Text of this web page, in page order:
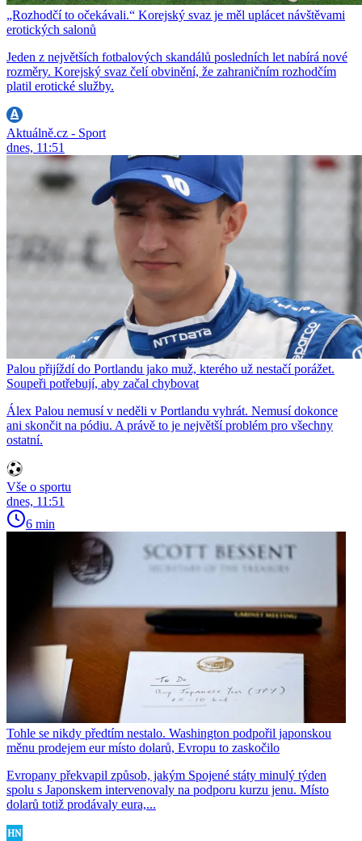
„Rozhodčí to očekávali.“ Korejský svaz je měl uplácet návštěvami
erotických salonů
Jeden z největších fotbalových skandálů posledních let nabírá nové
rozměry. Korejský svaz čelí obvinění, že zahraničním rozhodčím
platil erotické služby.
Aktuálně.cz - Sport
dnes, 11:51
Palou přijíždí do Portlandu jako muž, kterého už nestačí porážet.
Soupeři potřebují, aby začal chybovat
Álex Palou nemusí v neděli v Portlandu vyhrát. Nemusí dokonce
ani skončit na pódiu. A právě to je největší problém pro všechny
ostatní.
Vše o sportu
dnes, 11:51
6 min
Tohle se nikdy předtím nestalo. Washington podpořil japonskou
měnu prodejem eur místo dolarů, Evropu to zaskočilo
Evropany překvapil způsob, jakým Spojené státy minulý týden
spolu s Japonskem intervenovaly na podporu kurzu jenu. Místo
dolarů totiž prodávaly eura,...